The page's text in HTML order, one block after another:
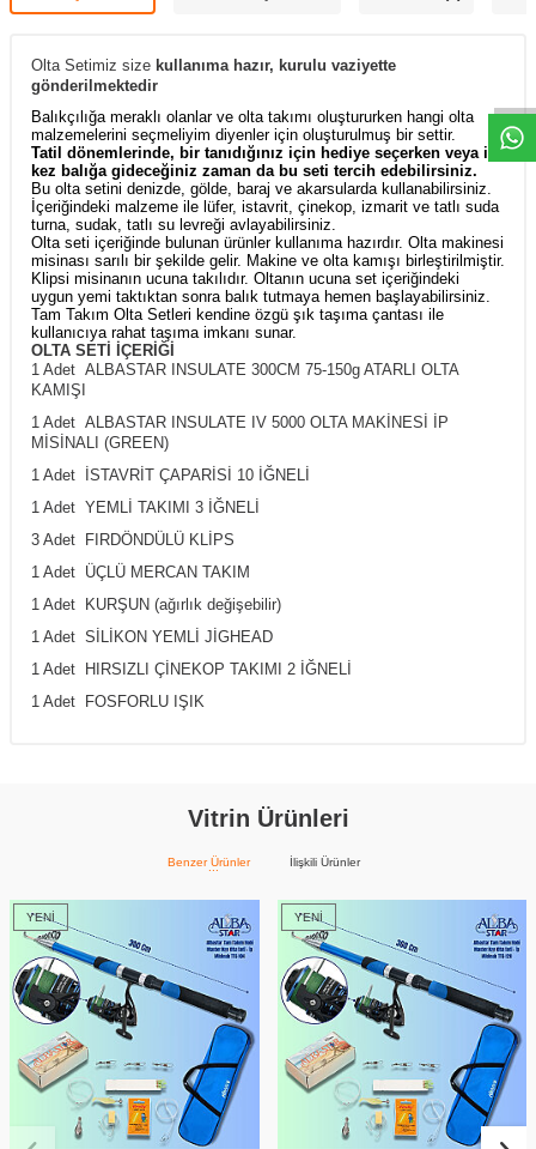
Olta Setimiz size kullanıma hazır, kurulu vaziyette
gönderilmektedir
Balıkçılığa meraklı olanlar ve olta takımı oluştururken hangi olta
malzemelerini seçmeliyim diyenler için oluşturulmuş bir settir.
Tatil dönemlerinde, bir tanıdığınız için hediye seçerken veya ilk
kez balığa gideceğiniz zaman da bu seti tercih edebilirsiniz.
Bu olta setini denizde, gölde, baraj ve akarsularda kullanabilirsiniz.
İçeriğindeki malzeme ile lüfer, istavrit, çinekop, izmarit ve tatlı suda
turna, sudak, tatlı su levreği avlayabilirsiniz.
Olta seti içeriğinde bulunan ürünler kullanıma hazırdır. Olta makinesi
misinası sarılı bir şekilde gelir. Makine ve olta kamışı birleştirilmiştir.
Klipsi misinanın ucuna takılıdır. Oltanın ucuna set içeriğindeki
uygun yemi taktıktan sonra balık tutmaya hemen başlayabilirsiniz.
Tam Takım Olta Setleri kendine özgü şık taşıma çantası ile
kullanıcıya rahat taşıma imkanı sunar.
OLTA SETİ İÇERİĞİ
1 Adet ALBASTAR INSULATE 300CM 75-150g ATARLI OLTA
KAMIŞI
1 Adet ALBASTAR INSULATE IV 5000 OLTA MAKİNESİ İP
MİSİNALI (GREEN)
1 Adet İSTAVRİT ÇAPARİSİ 10 İĞNELİ
1 Adet YEMLİ TAKIMI 3 İĞNELİ
3 Adet FIRDÖNDÜLÜ KLİPS
1 Adet ÜÇLÜ MERCAN TAKIM
1 Adet KURŞUN (ağırlık değişebilir)
1 Adet SİLİKON YEMLİ JİGHEAD
1 Adet HIRSIZLI ÇİNEKOP TAKIMI 2 İĞNELİ
1 Adet FOSFORLU IŞIK
Vitrin Ürünleri
Benzer Ürünler İlişkili Ürünler
YENI YENI